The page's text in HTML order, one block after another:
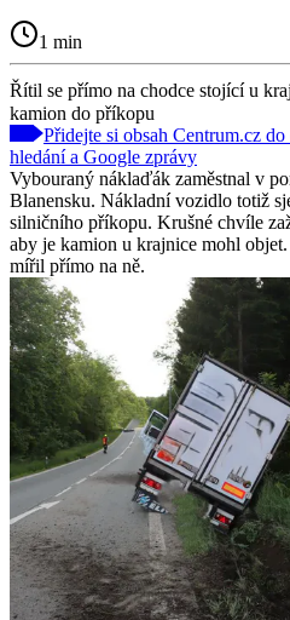
1 min
Řítil se přímo na chodce stojící u
kamion do příkopu
Přidejte si obsah Centrum.cz
hledání a Google zprávy
Vybouraný náklaďák zaměstnal v
Blanensku. Nákladní vozidlo totiž
silničního příkopu. Krušné chvíle
aby je kamion u krajnice mohl
mířil přímo na ně.